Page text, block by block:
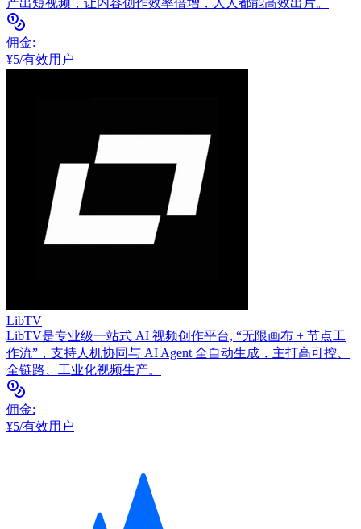
佣金:
¥5/有效用户
LibTV
LibTV是专业级一站式 AI 视频创作平台, “无限画布 + 节点工
作流”，支持人机协同与 AI Agent 全自动生成，主打高可控、
全链路、工业化视频生产。
佣金:
¥5/有效用户